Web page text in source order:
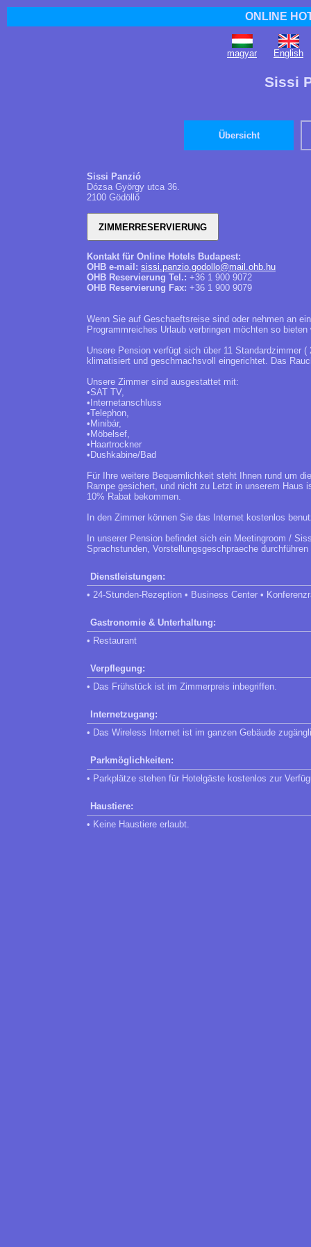
ONLINE
magyar English
Sissi
Übersicht
Sissi Panzió
Dózsa György utca 36.
2100 Gödöllő
Kontakt für Online Hotels Budapest:
OHB e-mail: sissi.panzio.godollo@mail.ohb.hu
OHB Reservierung Tel.: +36 1 900 9072
OHB Reservierung Fax: +36 1 900 9079
Wenn Sie auf Geschaeftsreise sind oder nehmen an
Programmreiches Urlaub verbringen möchten so
Unsere Pension verfügt sich über 11 Standardzimmer
klimatisiert und geschmachsvoll eingerichtet. Das
Unsere Zimmer sind ausgestattet mit:
•SAT TV,
•Internetanschluss
•Telephon,
•Minibár,
•Möbelsef,
•Haartrockner
•Dushkabine/Bad
Für Ihre weitere Bequemlichkeit steht Ihnen rund um
Rampe gesichert, und nicht zu Letzt in unserem
10% Rabat bekommen.
In den Zimmer können Sie das Internet kostenlos
In unserer Pension befindet sich ein Meetingroom /
Sprachstunden, Vorstellungsgeschpraeche durchführen
Dienstleistungen:
• 24-Stunden-Rezeption • Business Center •
Gastronomie & Unterhaltung:
• Restaurant
Verpflegung:
• Das Frühstück ist im Zimmerpreis inbegriffen.
Internetzugang:
• Das Wireless Internet ist im ganzen Gebäude
Parkmöglichkeiten:
• Parkplätze stehen für Hotelgäste kostenlos zur
Haustiere:
• Keine Haustiere erlaubt.